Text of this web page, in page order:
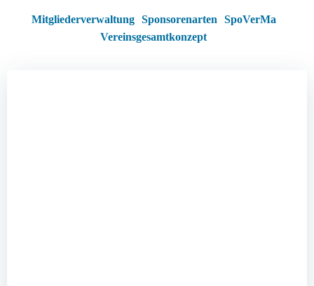
Mitgliederverwaltung Sponsorenarten
SpoVerMa
Vereinsgesamtkonzept